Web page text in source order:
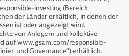
investing (Bereich
der Länder erhältlich, in denen der
ist oder angezeigt wird.
von Anlegern und kollektive
auf www.gsam.com/responsible-
und Governance“) erhältlich.